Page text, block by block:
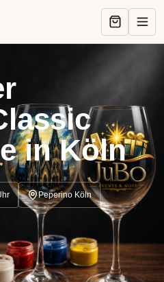
in Köln
Peperino Köln